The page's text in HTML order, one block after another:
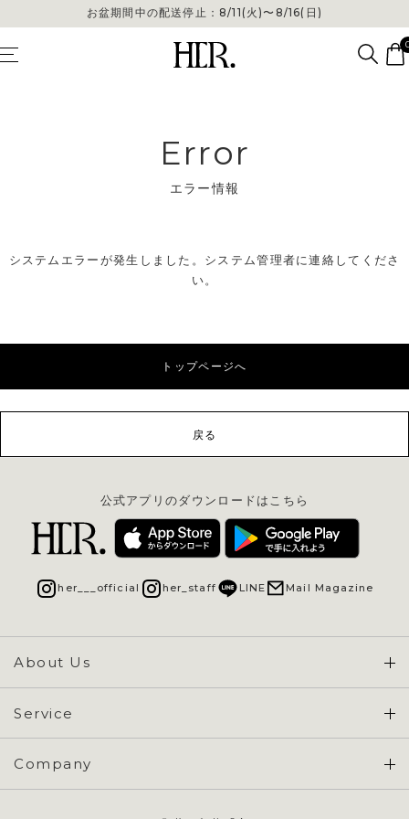
お盆期間中の配送停止：8/11(火)〜8/16(日)
Error
エラー情報
システムエラーが発生しました。システム管理者に連絡してくださ
い。
戻る
トップページへ
About Us
Concept & Overview
Service
会員登録 / ログイン
ご利用ガイド
Company
公式アプリのダウンロードはこちら
her___official her_staff LINE Mail Magazine